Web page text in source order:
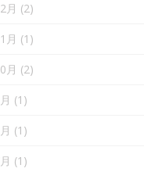
月 (2)
月 (1)
月 (2)
(1)
(1)
(1)